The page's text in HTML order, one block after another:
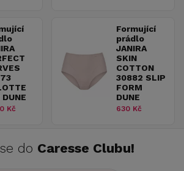
Kč
Formující
prádlo
JANIRA
SKIN
COTTON
30882 SLIP
FORM
DUNE
630 Kč
do Caresse Clubu!